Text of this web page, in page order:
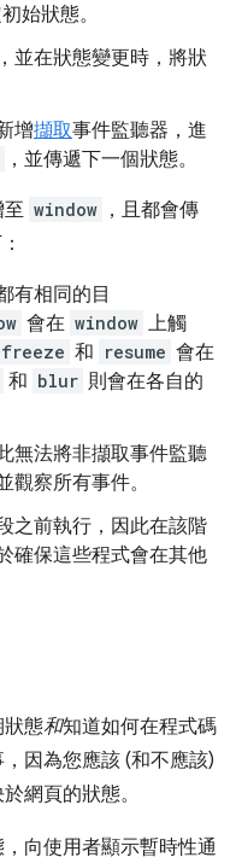
始狀態。
並在狀態變更時，將狀
增擷取事件監聽器，進
，並傳遞下一個狀態。
window ，且都會傳
有相同的目
會在 window 上觸
freeze 和 resume 會在
和 blur 則會在各自的
無法將非擷取事件監聽
察所有事件。
之前執行，因此在該階
確保這些程式會在其他
狀態和知道如何在程式碼
因為您應該 (和不應該)
網頁的狀態。
向使用者顯示暫時性通